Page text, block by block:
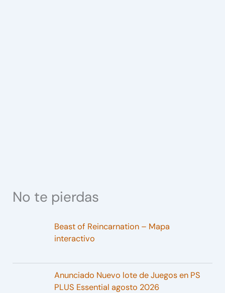
No te pierdas
Beast of Reincarnation – Mapa
interactivo
Anunciado Nuevo lote de Juegos en PS
PLUS Essential agosto 2026